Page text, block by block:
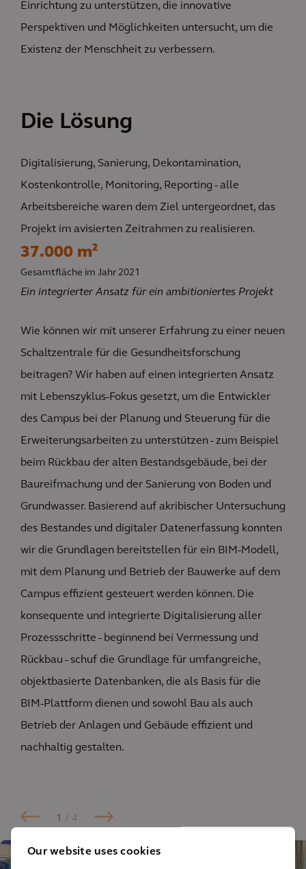
Our website uses cookies
Einrichtung zu unterstützen, die innovative
Perspektiven und Möglichkeiten untersucht, um die
Existenz der Menschheit zu verbessern.
Die Lösung
Digitalisierung, Sanierung, Dekontamination,
Kostenkontrolle, Monitoring, Reporting - alle
Arbeitsbereiche waren dem Ziel untergeordnet, das
Projekt im avisierten Zeitrahmen zu realisieren.
37.000 m²
Gesamtfläche im Jahr 2021
Ein integrierter Ansatz für ein ambitioniertes Projekt
Wie können wir mit unserer Erfahrung zu einer neuen
Schaltzentrale für die Gesundheitsforschung
beitragen? Wir haben auf einen integrierten Ansatz
mit Lebenszyklus-Fokus gesetzt, um die Entwickler
des Campus bei der Planung und Steuerung für die
Erweiterungsarbeiten zu unterstützen - zum Beispiel
beim Rückbau der alten Bestandsgebäude, bei der
Baureifmachung und der Sanierung von Boden und
Grundwasser. Basierend auf akribischer Untersuchung
des Bestandes und digitaler Datenerfassung konnten
wir die Grundlagen bereitstellen für ein BIM-Modell,
mit dem Planung und Betrieb der Bauwerke auf dem
Campus effizient gesteuert werden können. Die
konsequente und integrierte Digitalisierung aller
Prozessschritte - beginnend bei Vermessung und
Rückbau - schuf die Grundlage für umfangreiche,
objektbasierte Datenbanken, die als Basis für die
BIM-Plattform dienen und sowohl Bau als auch
Betrieb der Anlagen und Gebäude effizient und
nachhaltig gestalten.
1 / 4